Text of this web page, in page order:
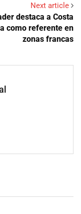
Next article
destaca a Costa
como referente en
zonas francas